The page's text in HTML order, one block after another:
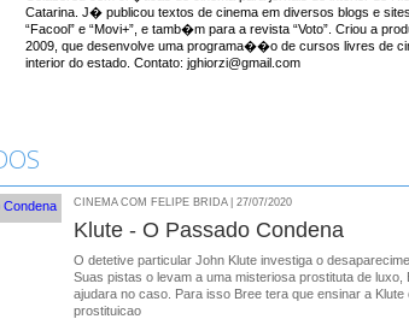
Catarina. J� publicou textos de cinema em diversos blogs e
“Facool” e “Movi+”, e tamb�m para a revista “Voto”. Criou a
2009, que desenvolve uma programa��o de cursos livres de
interior do estado. Contato: jghiorzi@gmail.com
CINEMA COM FELIPE BRIDA | 27/07/2020
Klute - O Passado Condena
O detetive particular John Klute investiga o
Suas pistas o levam a uma misteriosa prostituta de
ajudara no caso. Para isso Bree tera que ensinar a
prostituicao